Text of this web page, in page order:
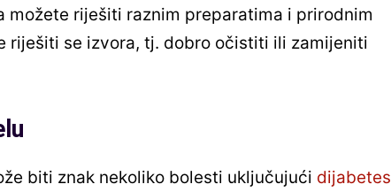
možete riješiti raznim preparatima i prirodnim
riješiti se izvora, tj. dobro očistiti ili zamijeniti
biti znak nekoliko bolesti uključujući dijabetes